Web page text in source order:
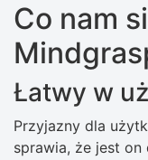
Co nam
Łatwy w
Przyjazny dla
sprawia, że ​​jest